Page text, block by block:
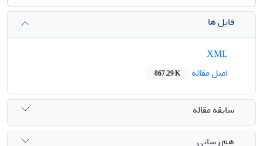
فایل ها
اصل مقاله
867.29 K
سابقه مقاله
هم رسانی